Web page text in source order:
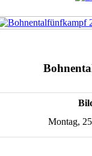
Montag,